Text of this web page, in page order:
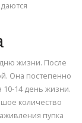
жизни. После
Она постепенно
14 день жизни.
количество
пупка